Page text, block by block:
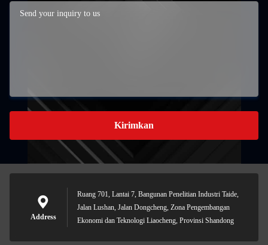
Kirimkan
Address
Ruang 701, Lantai 7, Bangunan Penelitian Industri Taide,
Jalan Lushan, Jalan Dongcheng, Zona Pengembangan
Ekonomi dan Teknologi Liaocheng, Provinsi Shandong